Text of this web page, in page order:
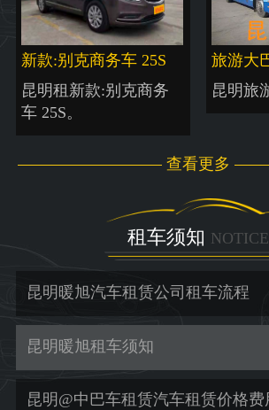
新款:别克商务车 25S
昆明租新款:别克商务
车 25S。
旅游大
昆明旅
查看更多
租车须知 NOTICE
昆明暖旭汽车租赁公司租车流程
昆明暖旭租车须知